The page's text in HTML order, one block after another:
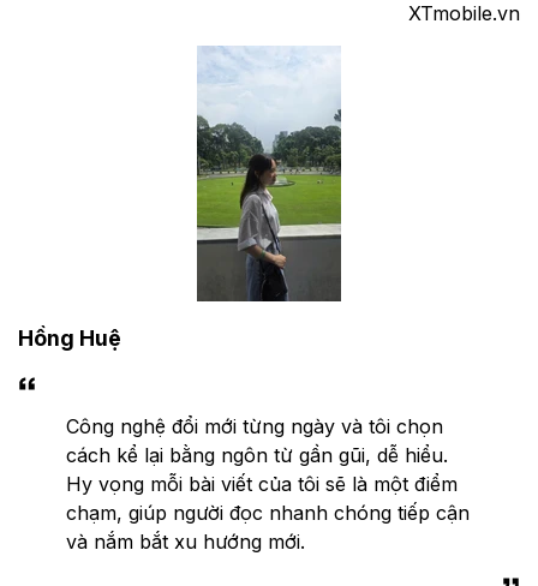
XTmobile.vn
Hồng Huệ
Công nghệ đổi mới từng ngày và tôi chọn
cách kể lại bằng ngôn từ gần gũi, dễ hiểu.
Hy vọng mỗi bài viết của tôi sẽ là một điểm
chạm, giúp người đọc nhanh chóng tiếp cận
và nắm bắt xu hướng mới.